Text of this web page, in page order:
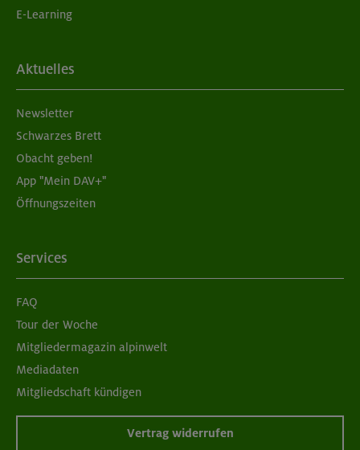
E-Learning
Aktuelles
Newsletter
Schwarzes Brett
Obacht geben!
App "Mein DAV+"
Öffnungszeiten
Services
FAQ
Tour der Woche
Mitgliedermagazin alpinwelt
Mediadaten
Mitgliedschaft kündigen
Vertrag widerrufen